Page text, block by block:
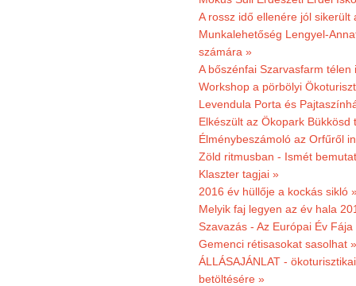
A rossz idő ellenére jól sikerült
Munkalehetőség Lengyel-
számára »
A bőszénfai Szarvasfarm
Workshop a pörbölyi
Levendula Porta és
Elkészült az Ökopark
Élménybeszámoló az Orfűről
Zöld ritmusban - Ismét
Klaszter tagjai »
2016 év hüllője a kockás sikló
Melyik faj legyen az év hala
Szavazás - Az Európai Év
Gemenci rétisasokat sasolhat »
ÁLLÁSAJÁNLAT -
betöltésére »